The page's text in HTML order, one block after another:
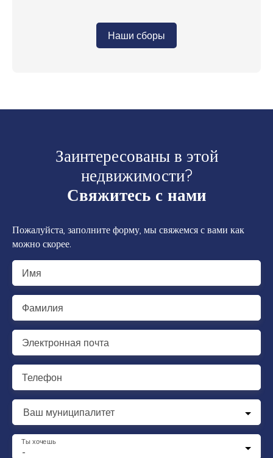
Наши сборы
Заинтересованы в этой
недвижимости?
Свяжитесь с нами
Пожалуйста, заполните форму, мы свяжемся с вами как
можно скорее.
Имя
Фамилия
Электронная почта
Телефон
Ваш муниципалитет
-
Ты хочешь